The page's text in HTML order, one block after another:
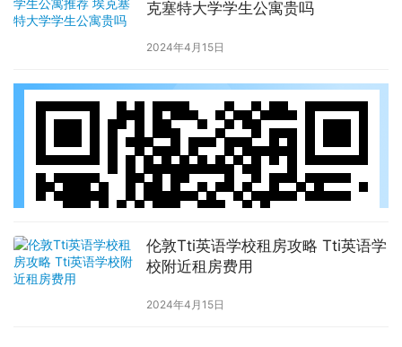
克塞特大学学生公寓贵吗
2024年4月15日
伦敦Tti英语学校租房攻略 Tti英语学
校附近租房费用
2024年4月15日